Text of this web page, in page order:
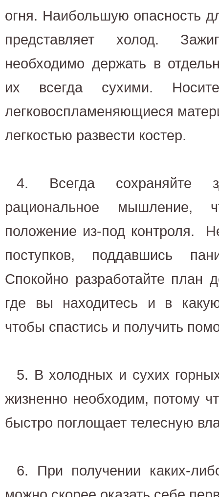
огня. Наибольшую опасность
представляет холод.
необходимо держать в
их всегда сухими.
легковоспламеняющиеся
легкостью развести костер.
4. Всегда сохраняйте
рациональное мышление,
положение из-под контроля.
поступков, поддавшись
Спокойно разработайте план
где вы находитесь и в
чтобы спастись и получить
5. В холодных и сухих
жизненно необходим, потому
быстро поглощает телесную
6. При получении каких-